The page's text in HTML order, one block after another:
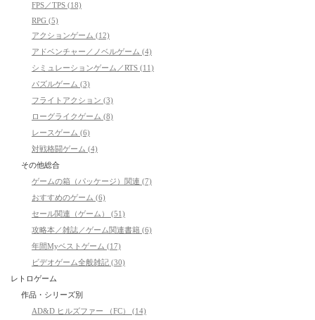
FPS／TPS (18)
RPG (5)
アクションゲーム (12)
アドベンチャー／ノベルゲーム (4)
シミュレーションゲーム／RTS (11)
パズルゲーム (3)
フライトアクション (3)
ローグライクゲーム (8)
レースゲーム (6)
対戦格闘ゲーム (4)
その他総合
ゲームの箱（パッケージ）関連 (7)
おすすめのゲーム (6)
セール関連（ゲーム） (51)
攻略本／雑誌／ゲーム関連書籍 (6)
年間Myベストゲーム (17)
ビデオゲーム全般雑記 (30)
レトロゲーム
作品・シリーズ別
AD&D ヒルズファー （FC） (14)